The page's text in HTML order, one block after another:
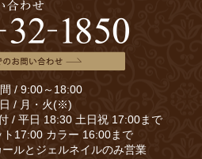
/ 9:00～18:00
/ 月・火(※)
/ 平日 18:30 土日祝 17:00まで
ト17:00 カラー 16:00まで
ルとジェルネイルのみ営業